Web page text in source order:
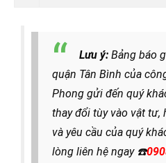
Lưu ý: Bảng báo
quận Tân Bình của
Phong gửi đến quý
thay đổi tùy vào vật tư,
và yêu cầu của quý
lòng liên hệ ngay ☎️